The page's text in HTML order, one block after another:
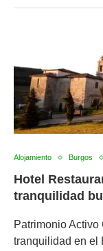
Alojamiento Burgos
Hotel
tranquilidad
Patrimonio
tranquilidad en el